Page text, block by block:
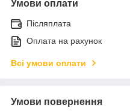
Умови оплати
Післяплата
Оплата на рахунок
Всі умови оплати
Умови повернення